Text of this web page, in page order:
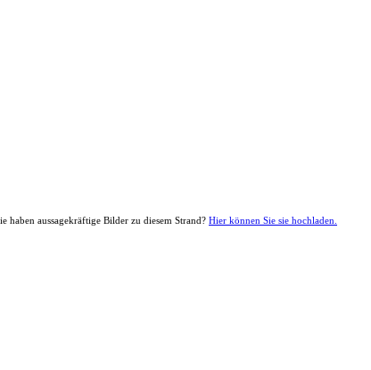
haben aussagekräftige Bilder zu diesem Strand? Hier können Sie sie hochladen.